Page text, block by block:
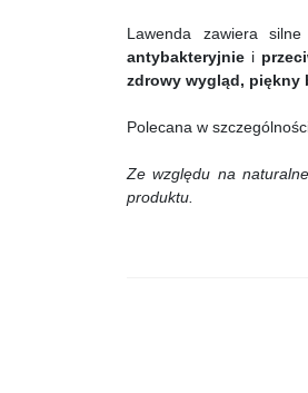
Lawenda zawiera
antybakteryjnie i
zdrowy wygląd, piękny
Polecana w
Ze względu na
produktu.